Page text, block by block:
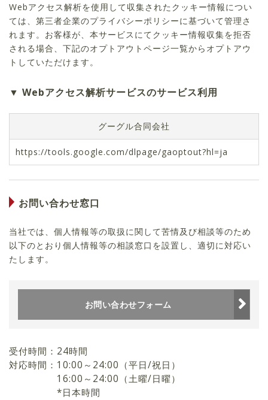
Webアクセス解析を使用して収集されたクッキー情報につい
ては、第三者企業のプライバシーポリシーに基づいて管理さ
れます。お客様が、本サービスにてクッキー情報収集を拒否
される場合、下記のオプトアウトページ一覧からオプトアウ
トしていただけます。
Webアクセス解析サービスのサービス利用
グーグル合同会社
https://tools.google.com/dlpage/gaoptout?hl=ja
お問い合わせ窓口
当社では、個人情報等の取扱に関して苦情及び相談等のため
以下のとおり個人情報等の相談窓口を設置し、適切に対応い
たします。
お問い合わせフォーム
受付時間： 24時間
対応時間： 10:00～24:00（平日/祝日）
16:00～24:00（土曜/日曜）
*日本時間